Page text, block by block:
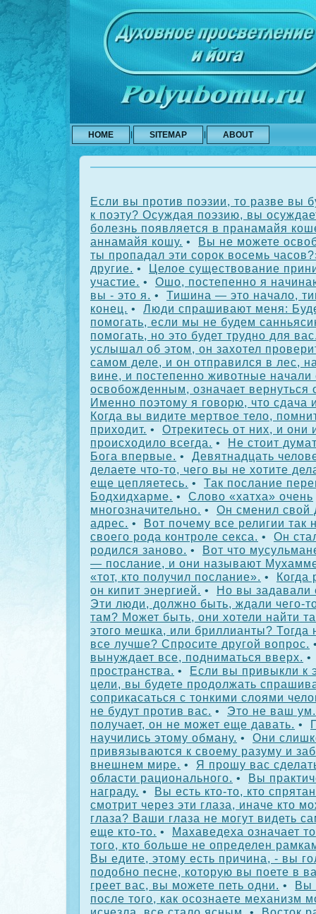
HOME SITEMAP ABOUT
Если вы против поэзии, то разве вы
к поэту? Осуждая поэзию, вы
болезнь появляется в пранамайя
аннамайя кошу. • Вы не можете
ты пропадал эти сорок восемь
другие. • Целое существование
участие. • Ошо, постепенно я
вы - это я. • Тишина — это начало,
конец. • Люди спрашивают меня:
помогать, если мы не будем
помогать, но это будет трудно для
услышал об этом, он захотел
самом деле, и он отправился в лес,
вине, и постепенно животные начали
освобожденным, означает вернуться
Именно поэтому я говорю, что сдача
Когда вы видите мертвое тело,
приходит. • Отрекитесь от них, и они
происходило всегда. • Не стоит
Бога впервые. • Девятнадцать
делаете что-то, чего вы не хотите
еще цепляетесь. • Так послание
Бодхидхарме. • Слово «хатха» очень
многозначительно. • Он сменил свой
адрес. • Вот почему все религии так
своего рода контроле секса. • Он
родился заново. • Вот что
— послание, и они называют
«тот, кто получил послание». • Когда
он кипит энергией. • Но вы задавали
Эти люди, должно быть, ждали чего-
там? Может быть, они хотели найти
этого мешка, или бриллианты? Тогда
все лучше? Спросите другой вопрос.
вынуждает все, подниматься вверх.
пространства. • Если вы привыкли к
цели, вы будете продолжать
соприкасаться с тонкими слоями
не будут против вас. • Это не ваш ум.
получает, он не может еще давать. •
научились этому обману. • Они
привязываются к своему разуму и
внешнем мире. • Я прошу вас
области рационального. • Вы
награду. • Вы есть кто-то, кто
смотрит через эти глаза, иначе кто
глаза? Ваши глаза не могут видеть
еще кто-то. • Махаведеха означает
того, кто больше не определен
Вы едите, этому есть причина, - вы
подобно песне, которую вы поете в
греет вас, вы можете петь одни. • Вы
после того, как осознаете механизм